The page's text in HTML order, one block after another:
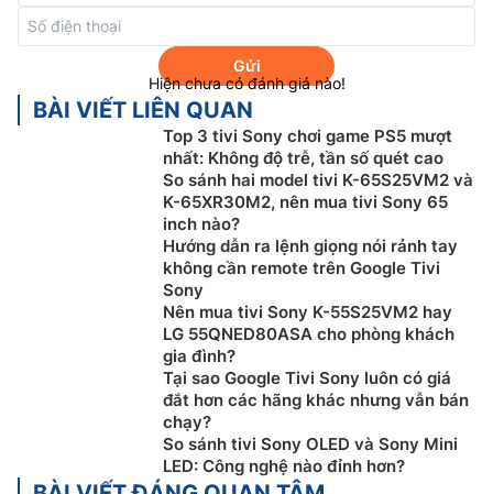
bằng AI, giúp phát hiện và phân tích dữ liệu với độ
chính xác hoàn hảo, sau đó tối ưu hóa hình ảnh để
mang đến độ chận thực tuyệt đỉnh.
Hệ điều hành Google tivi
Google tivi Sony 75 Inch 4K
hệ điều hành Google tivi, bạn có thể duyệt tìm trong
hơn 400.000 bộ phim và tập chương trình truyền hình
Gửi
Hiện chưa có đánh giá nào!
BÀI VIẾT LIÊN QUAN
Top 3 tivi Sony chơi game PS5 mượt
nhất: Không độ trễ, tần số quét cao
So sánh hai model tivi K-65S25VM2 và
K-65XR30M2, nên mua tivi Sony 65
inch nào?
Hướng dẫn ra lệnh giọng nói rảnh tay
không cần remote trên Google Tivi
Sony
Nên mua tivi Sony K-55S25VM2 hay
LG 55QNED80ASA cho phòng khách
gia đình?
Tại sao Google Tivi Sony luôn có giá
đắt hơn các hãng khác nhưng vẫn bán
chạy?
So sánh tivi Sony OLED và Sony Mini
LED: Công nghệ nào đỉnh hơn?